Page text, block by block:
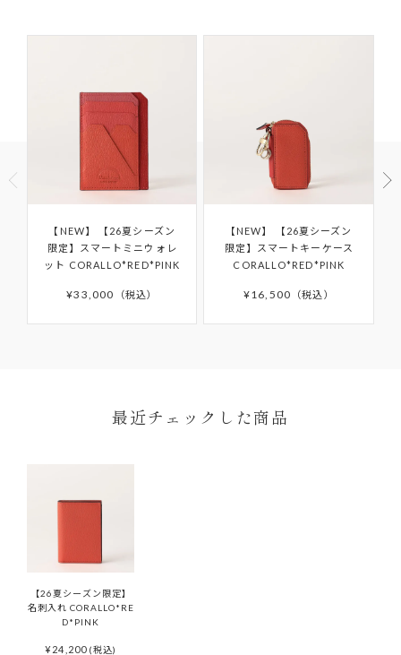
予めご了承ください。発送完了メール後、5日以上たっても
離島などお住まいの地域によっては5日以上かかる場合もご
ONDA COLLECTIONバッグのみ一時的に佐川急便より配
送させていただきます。
商品到着以後8日以上経過している
ご使用済の商品
セール・福袋・アウトレット商品
商品パッケージ（ケース・袋）下げ札（商品タ
グ・値札）・付属品・保証書のいずれかを紛失し
お客様の手元で傷・破損・汚損、香水・たばこ等
のにおいが生じた商品
ご使用により生じる摩擦、傷、褪色、水濡れ、汚れ
他社での修理履歴があるもの
製品購入時に付属されている「GUARANTEE
CARD（ギャランティカード）」を必ず保管くださ
いますようお願いいたします。
の修理や、その他詳細につきましては「AFTER
SUPPORT」をご確認ください。
【NEW】
【26夏シーズン
限定】スマートミニウォレ
ット CORALLO*RED*PINK
¥33,000 税込
【NEW】
【26夏シーズン
限定】スマートキーケース
CORALLO*RED*PINK
¥16,500 税込
最近チェックした商品
【26夏シーズン限定】
名刺入れ CORALLO*RE
D*PINK
¥24,200 (税込)